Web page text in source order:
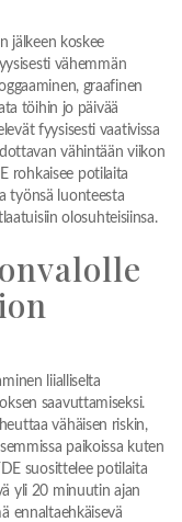
jälkeen koskee
vähemmän
graafinen
töihin jo päivää
fyysisesti vaativissa
vähintään viikon
rohkaisee potilaita
työnsä luonteesta
olosuhteisiinsa.
liialliselta
saavuttamiseksi.
vähäisen riskin,
paikoissa kuten
suosittelee potilaita
yli 20 minuutin ajan
ennaltaehkäisevä